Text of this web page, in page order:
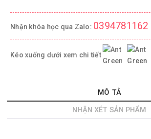
Nhận khóa học qua Zalo: 0394781162
Kéo xuống dưới xem chi tiết
MÔ TẢ
NHẬN XÉT SẢN PHẨM